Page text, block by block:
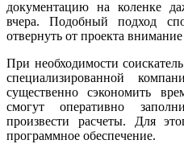
документацию на коленке
вчера. Подобный подход
отвернуть от проекта
При необходимости
специализированной
существенно сэкономить
смогут оперативно
произвести расчеты. Для
программное обеспечение.